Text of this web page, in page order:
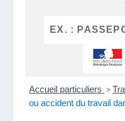
Accueil particuliers >
ou accident du travail